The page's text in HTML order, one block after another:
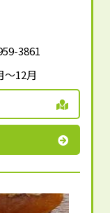
3861
～12月